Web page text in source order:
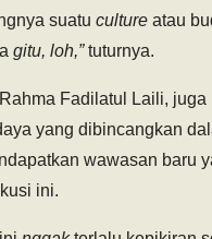
suatu culture atau
gitu, loh,”tuturnya.
Fadilatul Laili, juga
yang dibincangkan
wawasan baru
ini.